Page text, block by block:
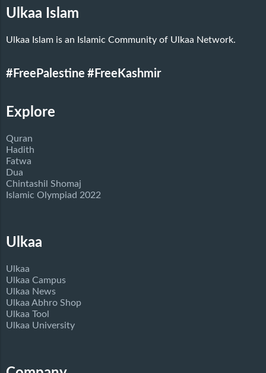
Ulkaa Islam
Ulkaa Islam is an Islamic Community of Ulkaa Network.
#FreePalestine #FreeKashmir
Explore
Quran
Hadith
Fatwa
Dua
Chintashil Shomaj
Islamic Olympiad 2022
Ulkaa
Ulkaa
Ulkaa Campus
Ulkaa News
Ulkaa Abhro Shop
Ulkaa Tool
Ulkaa University